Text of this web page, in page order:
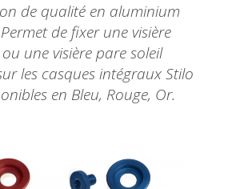
de qualité en aluminium
de fixer une visière
une visière pare soleil
les casques intégraux Stilo
en Bleu, Rouge, Or.